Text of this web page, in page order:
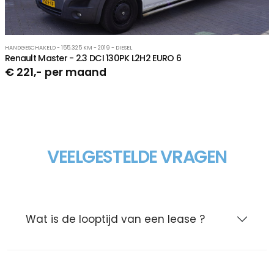
HANDGESCHAKELD - 155.325 KM - 2019 - DIESEL
Renault Master - 2.3 DCI 130PK L2H2 EURO 6
€ 221,- per maand
VEELGESTELDE VRAGEN
Wat is de looptijd van een lease ?